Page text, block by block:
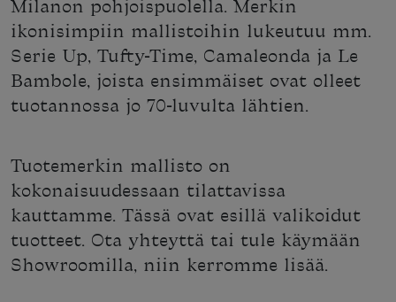
Milanon pohjoispuolella. Merkin
ikonisimpiin mallistoihin lukeutuu mm.
Serie Up, Tufty-Time, Camaleonda ja Le
Bambole, joista ensimmäiset ovat olleet
tuotannossa jo 70-luvulta lähtien.
Tuotemerkin mallisto on
kokonaisuudessaan tilattavissa
kauttamme. Tässä ovat esillä valikoidut
tuotteet. Ota yhteyttä tai tule käymään
Showroomilla, niin kerromme lisää.